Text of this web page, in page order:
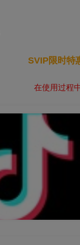
SVIP限时特
在使用过程